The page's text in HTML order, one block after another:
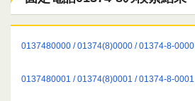
0137480000 / 01374(8)0000 / 01374-8-0000
0137480001 / 01374(8)0001 / 01374-8-0001